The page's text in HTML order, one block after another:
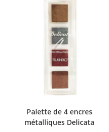
Palette de 4 encres
métalliques Delicata